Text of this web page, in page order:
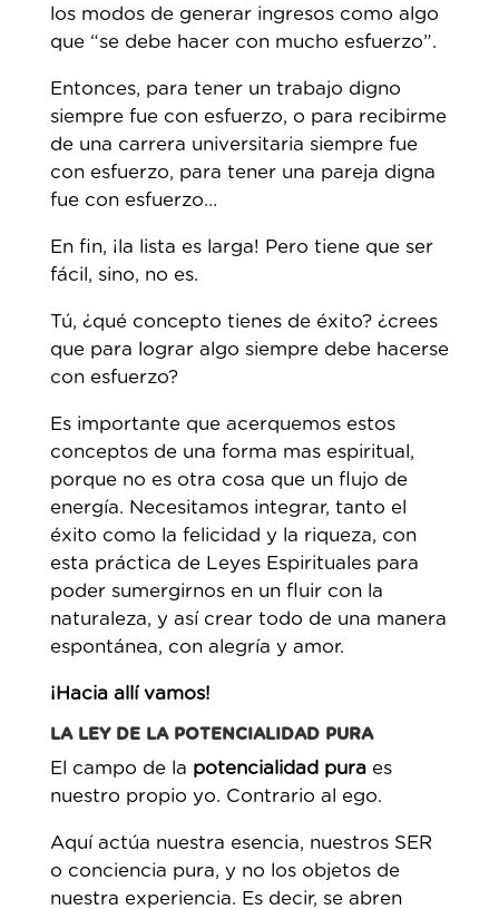
los modos de generar ingresos como algo
que “se debe hacer con mucho esfuerzo”.
Entonces, para tener un trabajo digno
siempre fue con esfuerzo, o para recibirme
de una carrera universitaria siempre fue
con esfuerzo, para tener una pareja digna
fue con esfuerzo…
En fin, ¡la lista es larga! Pero tiene que ser
fácil, sino, no es.
Tú, ¿qué concepto tienes de éxito? ¿crees
que para lograr algo siempre debe hacerse
con esfuerzo?
Es importante que acerquemos estos
conceptos de una forma mas espiritual,
porque no es otra cosa que un flujo de
energía. Necesitamos integrar, tanto el
éxito como la felicidad y la riqueza, con
esta práctica de Leyes Espirituales para
poder sumergirnos en un fluir con la
naturaleza, y así crear todo de una manera
espontánea, con alegría y amor.
¡Hacia allí vamos!
LA LEY DE LA POTENCIALIDAD PURA
El campo de la potencialidad puraes
nuestro propio yo. Contrario al ego.
Aquí actúa nuestra esencia, nuestros SER
o conciencia pura, y no los objetos de
nuestra experiencia. Es decir, se abren